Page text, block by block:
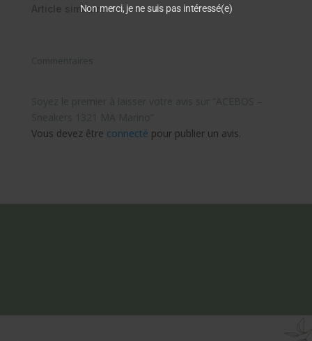
Article similaire
Commentaires
Soyez le premier à laisser votre avis sur “ACEBOS –
Sneakers 1321 MA Marino”
Vous devez être connecté pour publier un avis.
Non merci, je ne suis pas intéressé(e)